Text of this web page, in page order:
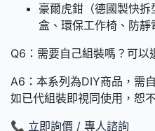
豪爾虎鉗（德國製快
盒、環保工作椅、防靜
Q6：需要自己組裝嗎？可以
A6：本系列為DIY商品，需
如已代組裝即視同使用，恕
📞 立即詢價 / 專人諮詢